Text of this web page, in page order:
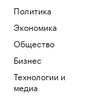
Политика
Экономика
Общество
Бизнес
Технологии и
медиа